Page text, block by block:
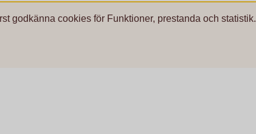
godkänna cookies för Funktioner, prestanda och statistik.